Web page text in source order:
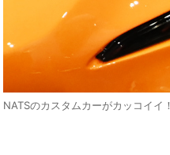
NATSのカスタムカーがカッコイイ！